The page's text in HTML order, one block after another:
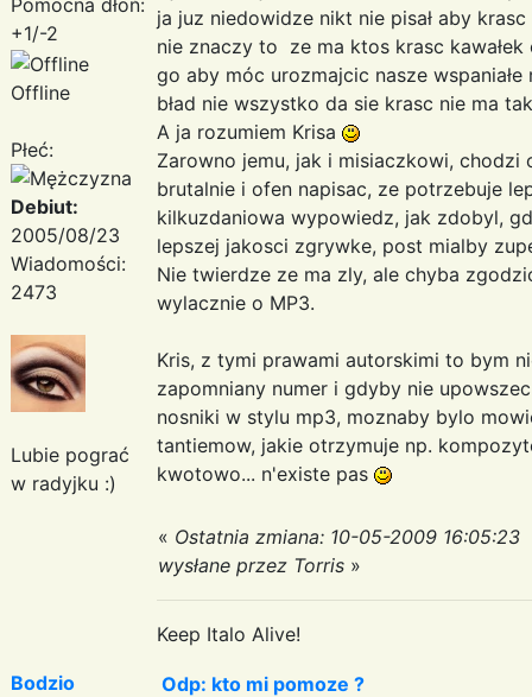
+1/-2
Offline
Płeć:
Debiut:
2005/08/23
Wiadomości:
2473
Lubie pograć
w radyjku :)
ja juz niedowidze nikt nie pisał aby
nie znaczy to ze ma ktos krasc kawałek
go aby móc urozmajcic nasze
bład nie wszystko da sie krasc nie ma
A ja rozumiem Krisa
Zarowno jemu, jak i misiaczkowi,
brutalnie i ofen napisac, ze potrzebuje
kilkuzdaniowa wypowiedz, jak zdobyl,
lepszej jakosci zgrywke, post mialby
Nie twierdze ze ma zly, ale chyba
wylacznie o MP3.
Kris, z tymi prawami autorskimi to bym
zapomniany numer i gdyby nie
nosniki w stylu mp3, moznaby bylo
tantiemow, jakie otrzymuje np.
kwotowo... n'existe pas
« Ostatnia zmiana: 10-05-2009 16:05:23
wysłane przez Torris »
Keep Italo Alive!
Bodzio
Odp: kto mi pomoze ?